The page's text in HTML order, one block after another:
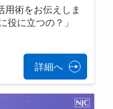
用術をお伝えしま
に立つの？」
詳細へ